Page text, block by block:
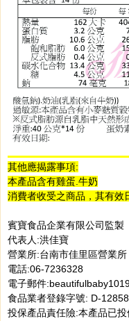
其他應揭露事項:
本產品含有雞蛋.牛奶
消費者收受之商品，其有效
賓寶食品企業有限公司監製
代表人:洪佳寶
營業所:台南市佳里區營業所
電話:06-7236328
電子郵件
食品業者登錄字號: D-
投保產品責任險:本產品已